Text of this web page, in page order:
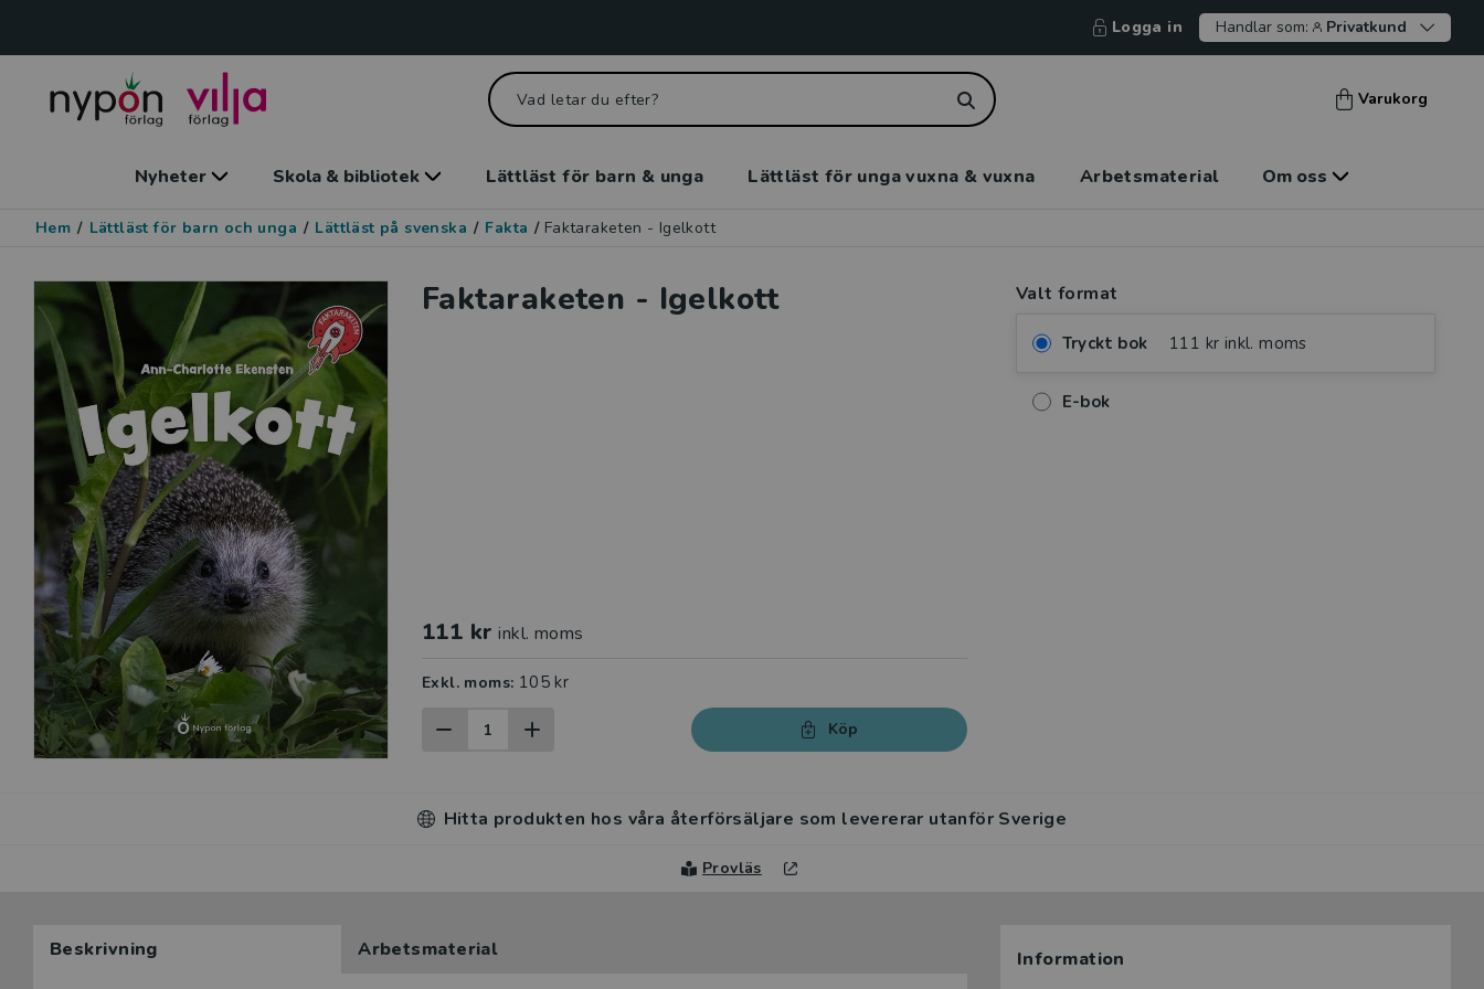
Logga in Handlar som: Privatkund
Varukorg
Nyheter Skola & bibliotek Lättläst för barn & unga Lättläst för unga vuxna & vuxna Arbetsmaterial Om oss
Hem / Lättläst för barn och unga / Lättläst på svenska / Fakta / Faktaraketen - Igelkott
Faktaraketen - Igelkott
111 kr inkl. moms
Exkl. moms: 105 kr
Köp
Valt format
Tryckt bok 111 kr inkl. moms
E-bok
Hitta produkten hos våra återförsäljare som levererar utanför Sverige
Provläs
Beskrivning Arbetsmaterial Information